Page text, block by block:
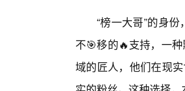
“榜一大哥”的身
不🎯移的🔥支持，一
域的匠人，他们在现